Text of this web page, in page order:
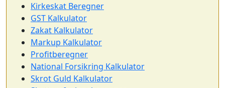
Kirkeskat Beregner
GST Kalkulator
Zakat Kalkulator
Markup Kalkulator
Profitberegner
National Forsikring Kalkulator
Skrot Guld Kalkulator